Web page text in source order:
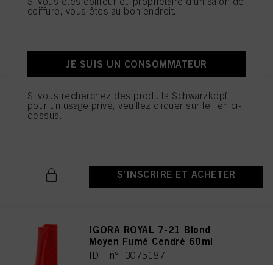
IGORA ROYAL 5-21 Châtain
Clair Fumé Cendré 60ml
S’INSCRIRE ET ACHETER
IGORA ROYAL 7-21 Blond
Moyen Fumé Cendré 60ml
IDH n° 3075187
coiffure, vous êtes au bon endroit.
JE SUIS UN CONSOMMATEUR
Si vous recherchez des produits Schwarzkopf
pour un usage privé, veuillez cliquer sur le lien ci-
dessus.